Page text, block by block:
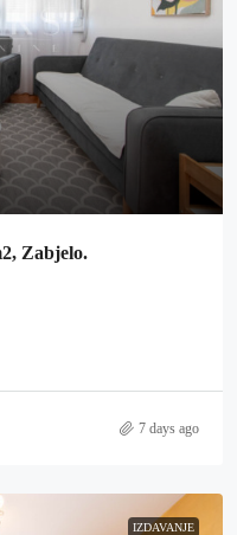
Zabjelo.
7 days ago
IZDAVANJE